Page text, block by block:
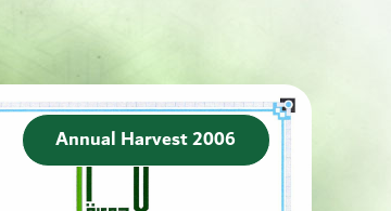
Annual Harvest 2006